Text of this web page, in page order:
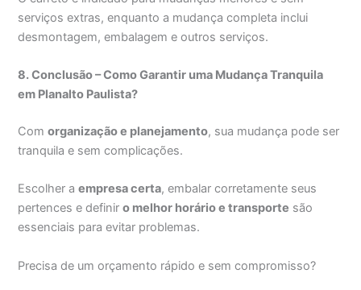
serviços extras, enquanto a mudança completa inclui
desmontagem, embalagem e outros serviços.
8. Conclusão – Como Garantir uma Mudança Tranquila
em Planalto Paulista?
Comorganização e planejamento, sua mudança pode ser
tranquila e sem complicações.
Escolher aempresa certa, embalar corretamente seus
pertences e definiro melhor horário e transporte são
essenciais para evitar problemas.
Precisa de um orçamento rápido e sem compromisso?